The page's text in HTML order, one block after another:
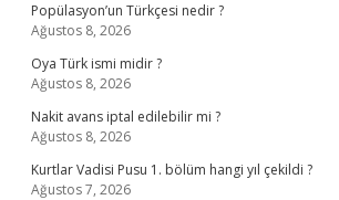
Popülasyon’un Türkçesi nedir ?
Ağustos 8, 2026
Oya Türk ismi midir ?
Ağustos 8, 2026
Nakit avans iptal edilebilir mi ?
Ağustos 8, 2026
Kurtlar Vadisi Pusu 1. bölüm hangi yıl çekildi ?
Ağustos 7, 2026